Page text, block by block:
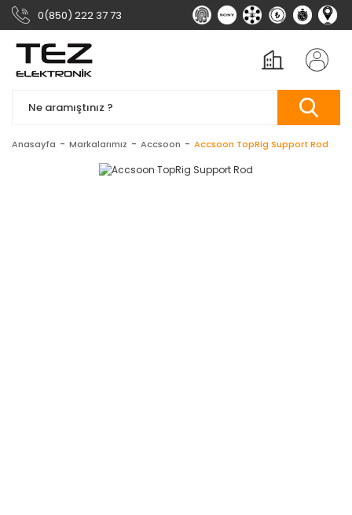
0(850) 222 37 73
Anasayfa Markalarımız Accsoon Accsoon TopRig Support Rod